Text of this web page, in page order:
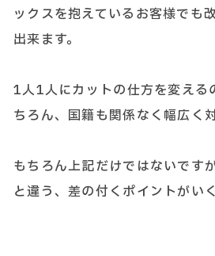
ックスを抱えているお客様でも
出来ます。
1人1人にカットの仕方を変える
ちろん、国籍も関係なく幅広く
もちろん上記だけではないです
と違う、差の付くポイントがい